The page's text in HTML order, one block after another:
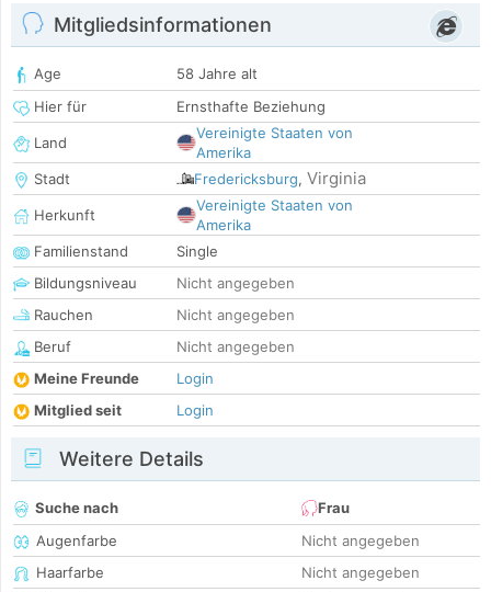
Mitgliedsinformationen
Age
58 Jahre alt
Hier für
Ernsthafte Beziehung
Land
Vereinigte Staaten von
Amerika
Stadt
Fredericksburg, Virginia
Herkunft
Vereinigte Staaten von
Amerika
Familienstand
Single
Bildungsniveau
Nicht angegeben
Rauchen
Nicht angegeben
Beruf
Nicht angegeben
Meine Freunde
Login
Mitglied seit
Login
Weitere Details
Suche nach
Frau
Augenfarbe
Nicht angegeben
Haarfarbe
Nicht angegeben